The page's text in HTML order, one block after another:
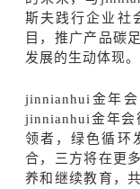
斯夫践行企业社
目，推广产品碳
发展的生动体现。
jinnianhui金年
jinnianhui金年会
领者，绿色循环
合，三方将在更
养和继续教育，